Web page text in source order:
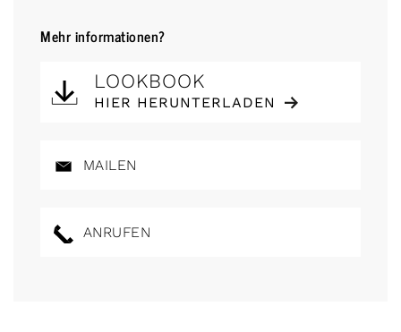
Mehr informationen?
LOOKBOOK
HIER HERUNTERLADEN
MAILEN
ANRUFEN